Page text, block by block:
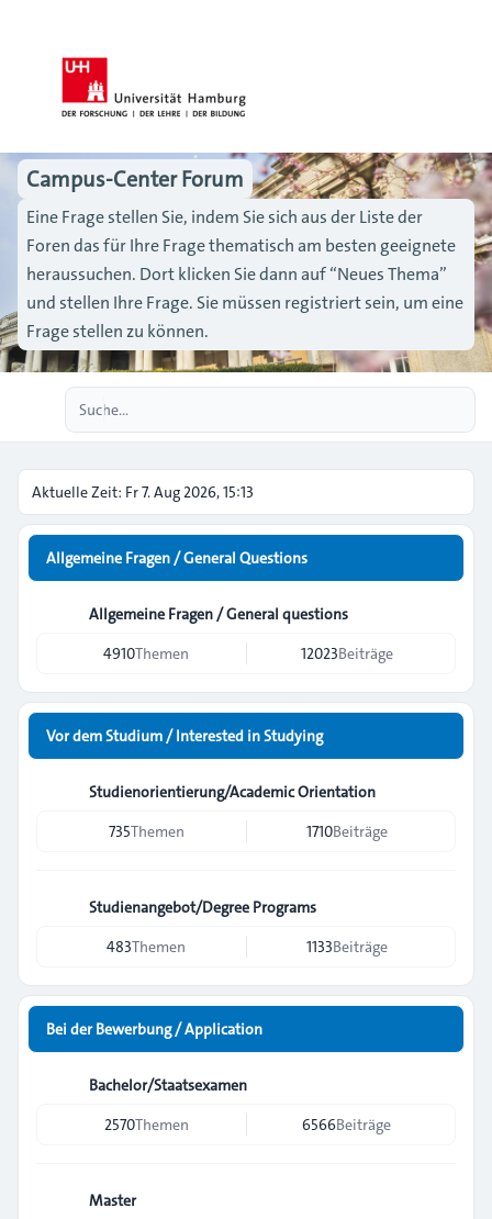
Campus-Center Forum
Eine Frage stellen Sie, indem Sie sich aus der Liste der
Foren das für Ihre Frage thematisch am besten geeignete
heraussuchen. Dort klicken Sie dann auf “Neues Thema”
und stellen Ihre Frage. Sie müssen registriert sein, um eine
Frage stellen zu können.
Aktuelle Zeit: Fr 7. Aug 2026, 15:13
Allgemeine Fragen / General Questions
Allgemeine Fragen / General questions
4910Themen 12023Beiträge
Vor dem Studium / Interested in Studying
Studienorientierung/Academic Orientation
735Themen 1710Beiträge
Studienangebot/Degree Programs
483Themen 1133Beiträge
Bei der Bewerbung / Application
Bachelor/Staatsexamen
2570Themen 6566Beiträge
Master